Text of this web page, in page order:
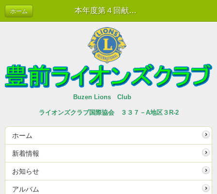
本年度第４回献血推進運動 | 新着情報
ホーム
Buzen Lions Club
ライオンズクラブ国際協会 ３３７－A地区３R-2
ホーム
新着情報
お知らせ
アルバム